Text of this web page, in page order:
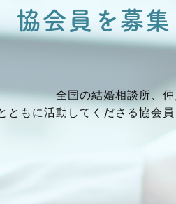
協会員を募
全国の結婚相談所、
ともに活動してくださる協会